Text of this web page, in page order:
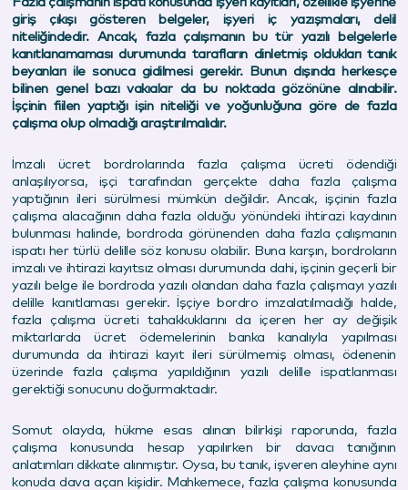
giriş çıkışı gösteren belgeler, işyeri iç yazışmaları, delil
niteliğindedir. Ancak, fazla çalışmanın bu tür yazılı belgelerle
kanıtlanamaması durumunda tarafların dinletmiş oldukları tanık
beyanları ile sonuca gidilmesi gerekir. Bunun dışında herkesçe
bilinen genel bazı vakıalar da bu noktada gözönüne alınabilir.
İşçinin fiilen yaptığı işin niteliği ve yoğunluğuna göre de fazla
çalışma olup olmadığı araştırılmalıdır.
İmzalı ücret bordrolarında fazla çalışma ücreti ödendiği
anlaşılıyorsa, işçi tarafından gerçekte daha fazla çalışma
yaptığının ileri sürülmesi mümkün değildir. Ancak, işçinin fazla
çalışma alacağının daha fazla olduğu yönündeki ihtirazi kaydının
bulunması halinde, bordroda görünenden daha fazla çalışmanın
ispatı her türlü delille söz konusu olabilir. Buna karşın, bordroların
imzalı ve ihtirazi kayıtsız olması durumunda dahi, işçinin geçerli bir
yazılı belge ile bordroda yazılı olandan daha fazla çalışmayı yazılı
delille kanıtlaması gerekir. İşçiye bordro imzalatılmadığı halde,
fazla çalışma ücreti tahakkuklarını da içeren her ay değişik
miktarlarda ücret ödemelerinin banka kanalıyla yapılması
durumunda da ihtirazi kayıt ileri sürülmemiş olması, ödenenin
üzerinde fazla çalışma yapıldığının yazılı delille ispatlanması
gerektiği sonucunu doğurmaktadır.
Somut olayda, hükme esas alınan bilirkişi raporunda, fazla
çalışma konusunda hesap yapılırken bir davacı tanığının
anlatımları dikkate alınmıştır. Oysa, bu tanık, işveren aleyhine aynı
konuda dava açan kişidir. Mahkemece, fazla çalışma konusunda